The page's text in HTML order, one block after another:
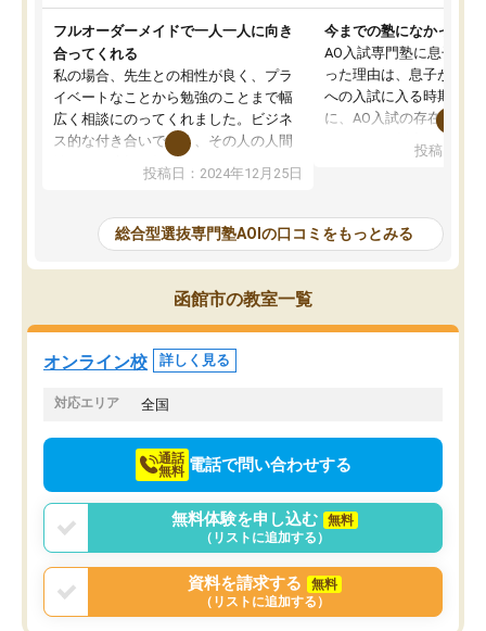
フルオーダーメイドで一人一人に向き
合ってくれる
私の場合、先生との相性が良く、プラ
イベートなことから勉強のことまで幅
広く相談にのってくれました。ビジネ
ス的な付き合いでなく、その人の人間
性までを適切に把握し、むきあってい
るなぁと強く感じることできました。
と相談すると、他の先生も紹介してく
ださり、客観的なアドバイスもいただ
くことができました（志望理由・自己
PR等の添削において）。そして、なに
より自習室が解放されている点がよか
ったです。友達と好きな時間に自習
し、お互いを高めあえる環境がありま
投稿日：2024年12月25日
今までの塾になかった
AO入試専門塾に息子を
った理由は、息子が高校
への入試に入る時期に差
に、AO入試の存在を息
たことから、AOIに入塾
で、AO入試を改めて知
それに対しての具体的な
ことでした。更に子供の
けてらっしゃいますので
投稿日：
総合型選抜専門塾AOIの口コミをもっとみる
函館市の教室一覧
オンライン校 詳しく見る
対応エリア 全国
通話
無料 電話で問い合わせする
無料体験を申し込む
無料
（リストに追加する）
資料を請求する
無料
（リストに追加する）